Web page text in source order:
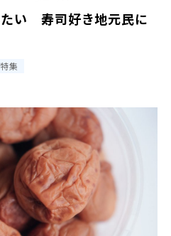
い 寿司好き地元民に
集